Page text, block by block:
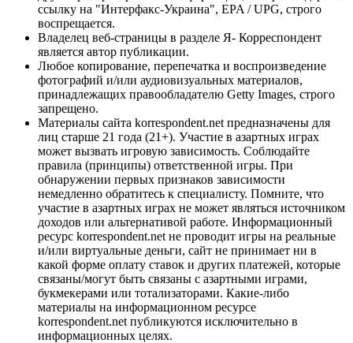
ссылку на "Интерфакс-Украина", EPA / UPG, строго
воспрещается.
Владелец веб-страницы в разделе Я- Корреспондент
является автор публикации.
Любое копирование, перепечатка и воспроизведение
фотографий и/или аудиовизуальных материалов,
принадлежащих правообладателю Getty Images, строго
запрещено.
Материалы сайта korrespondent.net предназначены для
лиц старше 21 года (21+). Участие в азартных играх
может вызвать игровую зависимость. Соблюдайте
правила (принципы) ответственной игры. При
обнаружении первых признаков зависимости
немедленно обратитесь к специалисту. Помните, что
участие в азартных играх не может являться источником
доходов или альтернативой работе. Информационный
ресурс korrespondent.net не проводит игры на реальные
и/или виртуальные деньги, сайт не принимает ни в
какой форме оплату ставок и других платежей, которые
связаны/могут быть связаны с азартными играми,
букмекерами или тотализаторами. Какие-либо
материалы на информационном ресурсе
korrespondent.net публикуются исключительно в
информационных целях.